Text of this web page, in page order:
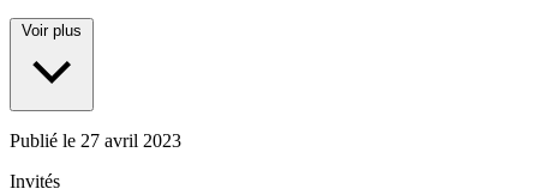
Voir plus
Publié le 27 avril 2023
Invités